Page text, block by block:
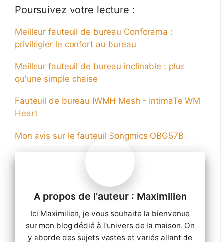
Poursuivez votre lecture :
Meilleur fauteuil de bureau Conforama :
privilégier le confort au bureau
Meilleur fauteuil de bureau inclinable : plus
qu'une simple chaise
Fauteuil de bureau IWMH Mesh - IntimaTe WM
Heart
Mon avis sur le fauteuil Songmics OBG57B
Maximilien
Ici Maximilien, je vous souhaite la bienvenue
sur mon blog dédié à l'univers de la maison. On
y aborde des sujets vastes et variés allant de